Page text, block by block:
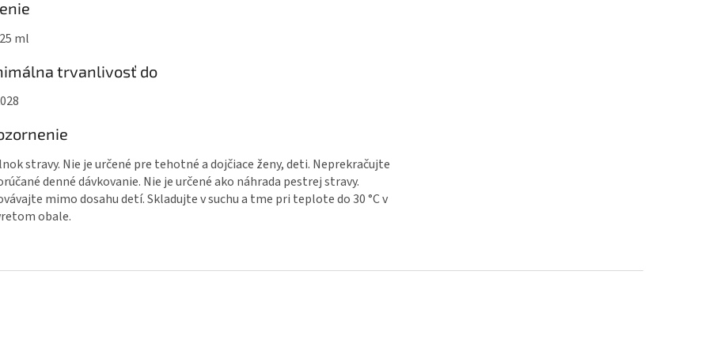
ml
trvanlivosť do
stravy. Nie je určené pre tehotné a dojčiace ženy, deti. Neprekračujte
denné dávkovanie. Nie je určené ako náhrada pestrej stravy.
mimo dosahu detí. Skladujte v suchu a tme pri teplote do 30 °C v
obale.